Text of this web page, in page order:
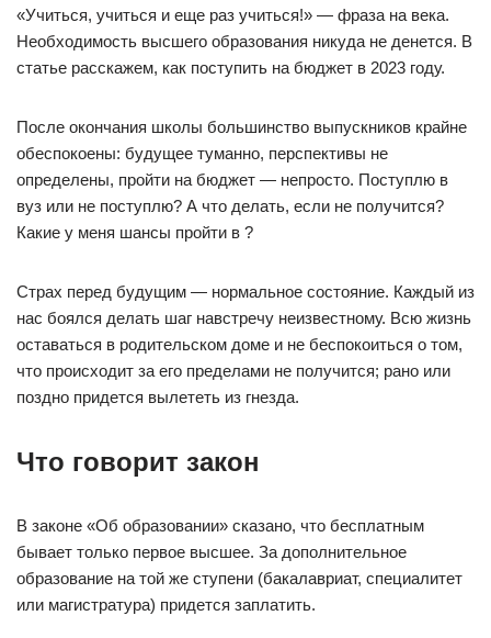
«Учиться, учиться и еще раз учиться!» — фраза на века.
Необходимость высшего образования никуда не денется. В
статье расскажем, как поступить на бюджет в 2023 году.
После окончания школы большинство выпускников крайне
обеспокоены: будущее туманно, перспективы не
определены, пройти на бюджет — непросто. Поступлю в
вуз или не поступлю? А что делать, если не получится?
Какие у меня шансы пройти в ?
Страх перед будущим — нормальное состояние. Каждый из
нас боялся делать шаг навстречу неизвестному. Всю жизнь
оставаться в родительском доме и не беспокоиться о том,
что происходит за его пределами не получится; рано или
поздно придется вылететь из гнезда.
Что говорит закон
В законе «Об образовании» сказано, что бесплатным
бывает только первое высшее. За дополнительное
образование на той же ступени (бакалавриат, специалитет
или магистратура) придется заплатить.